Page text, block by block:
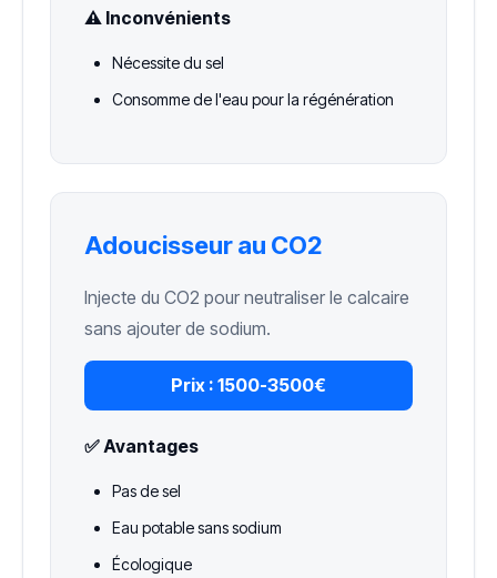
⚠️ Inconvénients
Nécessite du sel
Consomme de l'eau pour la régénération
Adoucisseur au CO2
Injecte du CO2 pour neutraliser le calcaire
sans ajouter de sodium.
Prix : 1500-3500€
✅ Avantages
Pas de sel
Eau potable sans sodium
Écologique